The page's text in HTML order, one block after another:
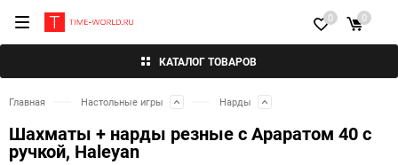
КАТАЛОГ ТОВАРОВ
0 0
Главная Настольные игры Нарды
Шахматы + нарды резные c Араратом 40 с
ручкой, Haleyan